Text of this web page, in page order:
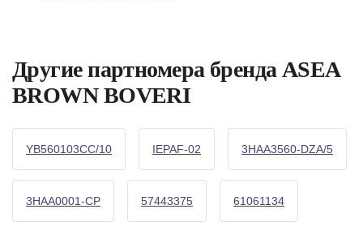
Другие партномера бренда ASEA
BROWN BOVERI
YB560103CC/10 IEPAF-02 3HAA3560-DZA/5
3HAA0001-CP 57443375 61061134